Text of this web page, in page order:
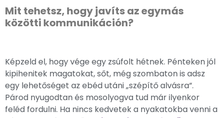
Mit tehetsz, hogy javíts az egymás
közötti kommunikáción?
Képzeld el, hogy vége egy zsúfolt hétnek. Pénteken jól
kipihenitek magatokat, sőt, még szombaton is adsz
egy lehetőséget az ebéd utáni „szépítő alvásra”.
Párod nyugodtan és mosolyogva tud már ilyenkor
feléd fordulni. Ha nincs kedvetek a nyakatokba venni a